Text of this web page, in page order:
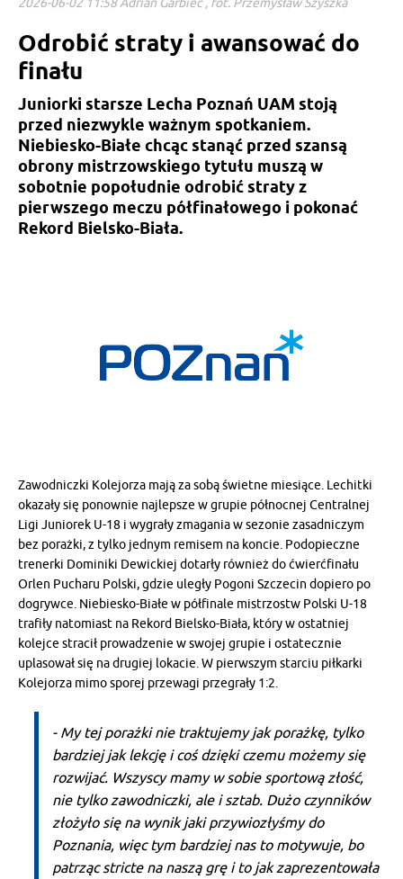
Odrobić straty i awansować do
finału
Juniorki starsze Lecha Poznań UAM stoją
przed niezwykle ważnym spotkaniem.
Niebiesko-Białe chcąc stanąć przed szansą
obrony mistrzowskiego tytułu muszą w
sobotnie popołudnie odrobić straty z
pierwszego meczu półfinałowego i pokonać
Rekord Bielsko-Biała.
Zawodniczki Kolejorza mają za sobą świetne miesiące. Lechitki
okazały się ponownie najlepsze w grupie północnej Centralnej
Ligi Juniorek U-18 i wygrały zmagania w sezonie zasadniczym
bez porażki, z tylko jednym remisem na koncie. Podopieczne
trenerki Dominiki Dewickiej dotarły również do ćwierćfinału
Orlen Pucharu Polski, gdzie uległy Pogoni Szczecin dopiero po
dogrywce. Niebiesko-Białe w półfinale mistrzostw Polski U-18
trafiły natomiast na Rekord Bielsko-Biała, który w ostatniej
kolejce stracił prowadzenie w swojej grupie i ostatecznie
uplasował się na drugiej lokacie. W pierwszym starciu piłkarki
Kolejorza mimo sporej przewagi przegrały 1:2.
- My tej porażki nie traktujemy jak porażkę, tylko
bardziej jak lekcję i coś dzięki czemu możemy się
rozwijać. Wszyscy mamy w sobie sportową złość,
nie tylko zawodniczki, ale i sztab. Dużo czynników
złożyło się na wynik jaki przywiozłyśmy do
Poznania, więc tym bardziej nas to motywuje, bo
patrząc stricte na naszą grę i to jak zaprezentowała